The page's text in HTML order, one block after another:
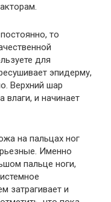
то
для
эпидерму,
Верхний шар
влаги, и начинает
на пальцах ног
Именно
пальце ноги,
затрагивает и